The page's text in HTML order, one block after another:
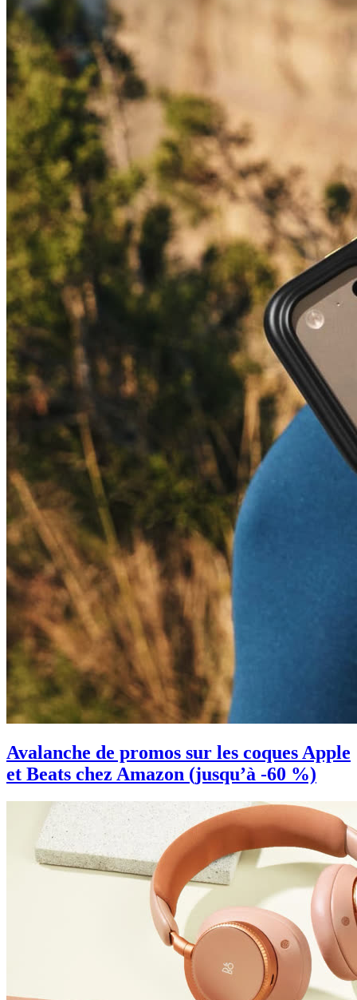
Avalanche de promos sur les coques Apple
et Beats chez Amazon (jusqu’à -60 %)